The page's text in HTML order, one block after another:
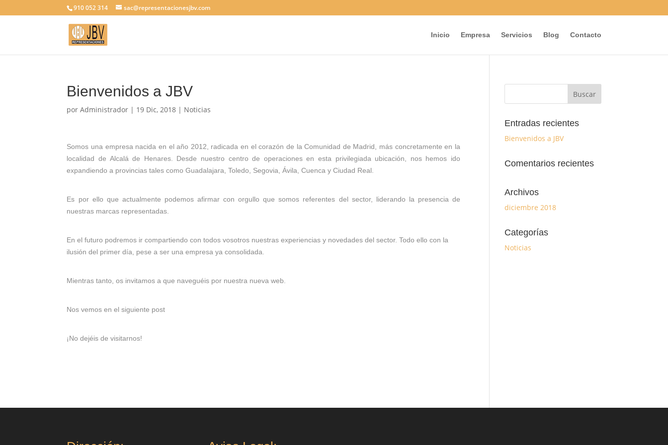
910 052 314 sac@representacionesjbv.com
Inicio Empresa Servicios Blog Contacto
Bienvenidos a JBV
porAdministrador | 19 Dic, 2018 | Noticias
Somos una empresa nacida en el año 2012, radicada en el corazón de la Comunidad de Madrid, más concretamente en la
localidad de Alcalá de Henares. Desde nuestro centro de operaciones en esta privilegiada ubicación, nos hemos ido
expandiendo a provincias tales como Guadalajara, Toledo, Segovia, Ávila, Cuenca y Ciudad Real.
Es por ello que actualmente podemos afirmar con orgullo que somos referentes del sector, liderando la presencia de
nuestras marcas representadas.
En el futuro podremos ir compartiendo con todos vosotros nuestras experiencias y novedades del sector. Todo ello con la
ilusión del primer día, pese a ser una empresa ya consolidada.
Mientras tanto, os invitamos a que naveguéis por nuestra nueva web.
Nos vemos en el siguiente post
¡No dejéis de visitarnos!
Entradas recientes
Bienvenidos a JBV
Comentarios recientes
Archivos
diciembre 2018
Categorías
Noticias